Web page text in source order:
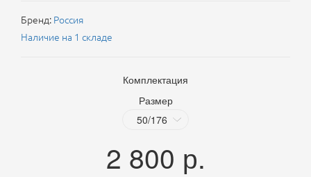
Бренд: Россия
Наличие на 1 складе
Комплектация
Размер
2 800 р.